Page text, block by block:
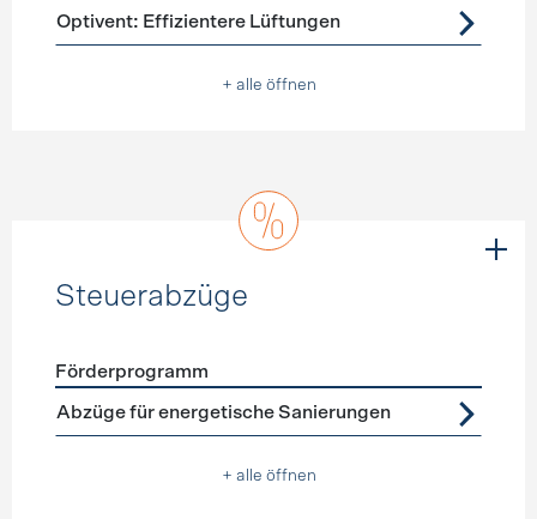
Förderprogramme Lüftung
Optivent: Effizientere Lüftungen
+ alle öffnen
Steuerabzüge
Förderprogramme Steuerabzüge
Förderprogramm
Abzüge für energetische Sanierungen
+ alle öffnen